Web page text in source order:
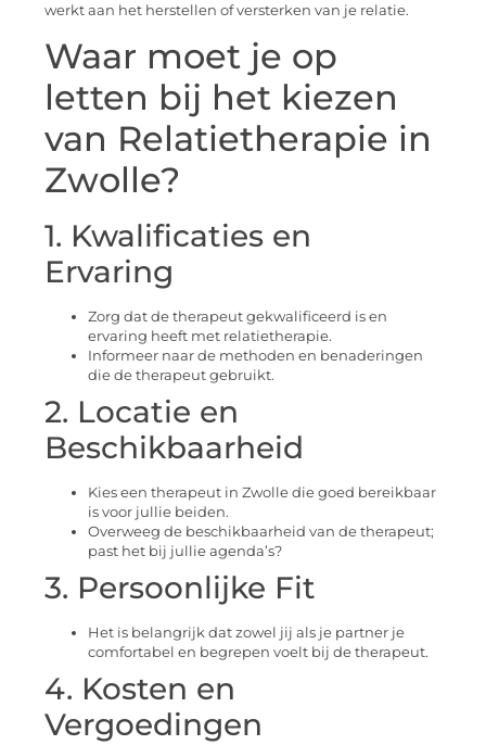
werkt aan het herstellen of versterken van je relatie.
Waar moet je op
letten bij het kiezen
van Relatietherapie in
Zwolle?
1. Kwalificaties en
Ervaring
Zorg dat de therapeut gekwalificeerd is en
ervaring heeft met relatietherapie.
Informeer naar de methoden en benaderingen
die de therapeut gebruikt.
2. Locatie en
Beschikbaarheid
Kies een therapeut in Zwolle die goed bereikbaar
is voor jullie beiden.
Overweeg de beschikbaarheid van de therapeut;
past het bij jullie agenda’s?
3. Persoonlijke Fit
Het is belangrijk dat zowel jij als je partner je
comfortabel en begrepen voelt bij de therapeut.
4. Kosten en
Vergoedingen